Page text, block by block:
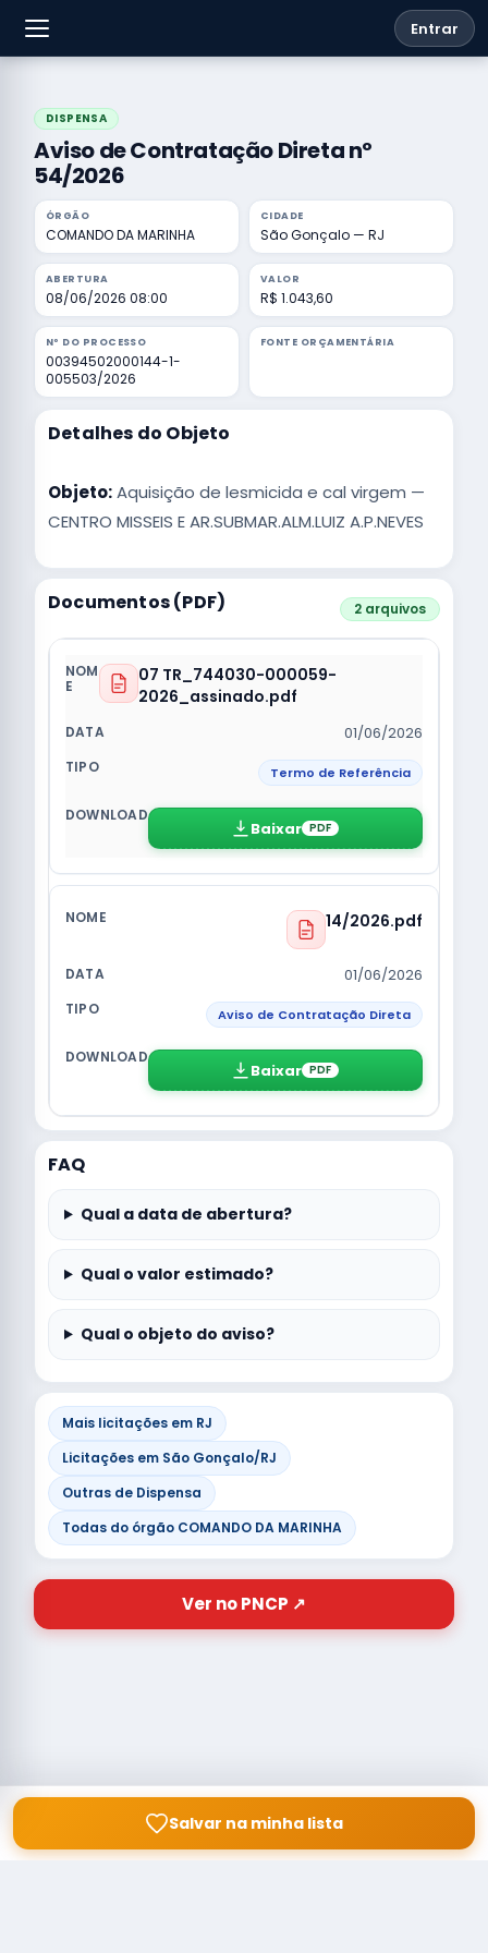
Entrar
DISPENSA
Aviso de Contratação Direta nº
54/2026
ÓRGÃO
COMANDO DA MARINHA
CIDADE
São Gonçalo — RJ
ABERTURA
08/06/2026 08:00
VALOR
R$ 1.043,60
Nº DO PROCESSO
00394502000144-1-
005503/2026
FONTE ORÇAMENTÁRIA
Detalhes do Objeto
Objeto:Aquisição de lesmicida e cal virgem —
CENTRO MISSEIS E AR.SUBMAR.ALM.LUIZ A.P.NEVES
Documentos (PDF) 2 arquivos
07 TR_744030-000059-
2026_assinado.pdf
01/06/2026
Termo de Referência
Baixar PDF
14/2026.pdf
01/06/2026
Aviso de Contratação Direta
Baixar PDF
FAQ
Qual a data de abertura?
Qual o valor estimado?
Qual o objeto do aviso?
Mais licitações em RJ
Licitações em São Gonçalo/RJ
Outras de Dispensa
Todas do órgão COMANDO DA MARINHA
Ver no PNCP ↗
Salvar na minha lista